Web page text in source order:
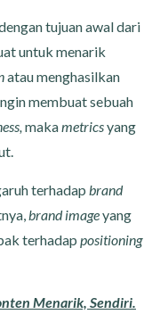
tujuan awal dari
untuk menarik
atau menghasilkan
membuat sebuah
makametricsyang
terhadap brand
brand imageyang
terhadap positioning
Menarik, Sendiri.